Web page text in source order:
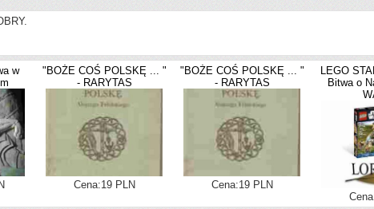
w
"BOŻE COŚ POLSKĘ ... "
- RARYTAS
Cena:19 PLN
"BOŻE COŚ POLSKĘ ... "
- RARYTAS
Cena:19 PLN
LEGO
Bitwa o